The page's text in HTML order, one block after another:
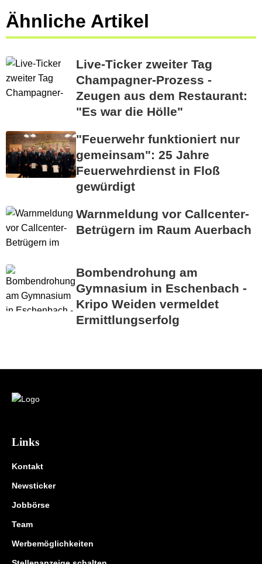
Ähnliche Artikel
Live-Ticker zweiter Tag
Champagner-Prozess -
Zeugen aus dem Restaurant:
"Es war die Hölle"
"Feuerwehr funktioniert nur
gemeinsam": 25 Jahre
Feuerwehrdienst in Floß
gewürdigt
Warnmeldung vor Callcenter-
Betrügern im Raum Auerbach
Bombendrohung am
Gymnasium in Eschenbach -
Kripo Weiden vermeldet
Ermittlungserfolg
Links
Kontakt
Newsticker
Jobbörse
Team
Werbemöglichkeiten